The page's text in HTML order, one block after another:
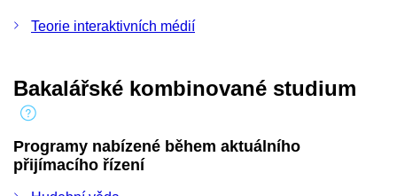
Teorie interaktivních médií
Bakalářské kombinované studium
Programy nabízené během aktuálního
přijímacího řízení